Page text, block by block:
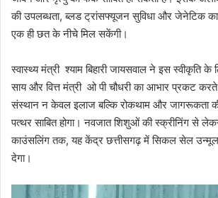
की उपलब्धता, ब्लड ट्रांसफ्यूजन सुविधा और जेनेटिक
एक ही छत के नीचे मिल सकेंगी।
स्वास्थ्य मंत्री श्याम बिहारी जायसवाल ने इस स्वीकृति के
साय और वित्त मंत्री ओ पी चौधरी का आभार प्रकट
संस्थान न केवल इलाज बल्कि रोकथाम और जागरूकता
पत्थर साबित होगा। नवजात शिशुओं की स्क्रीनिंग से
काउंसलिंग तक, यह केंद्र छत्तीसगढ़ में सिकल सेल
देगा।